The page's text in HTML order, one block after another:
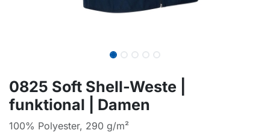
0825 Soft Shell-Weste |
funktional | Damen
100% Polyester, 290 g/m²